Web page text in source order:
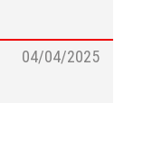
04/04/2025